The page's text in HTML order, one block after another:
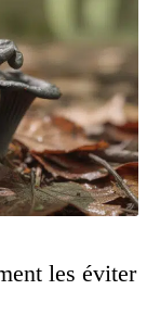
les éviter